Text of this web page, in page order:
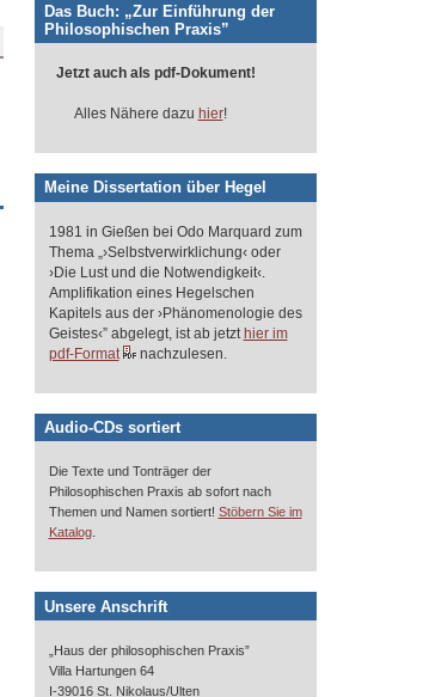
Das Buch: „Zur Einführung der
Philosophischen Praxis”
Jetzt auch als pdf-Dokument!
Alles Nähere dazu hier!
Meine Dissertation über Hegel
1981 in Gießen bei Odo Marquard zum
Thema „›Selbstverwirklichung‹ oder
›Die Lust und die Notwendigkeit‹.
Amplifikation eines Hegelschen
Kapitels aus der ›Phänomenologie des
Geistes‹” abgelegt, ist ab jetzt hier im
pdf-Format
nachzulesen.
Audio-CDs sortiert
Die Texte und Tonträger der
Philosophischen Praxis ab sofort nach
Themen und Namen sortiert! Stöbern Sie im
Katalog.
Unsere Anschrift
„Haus der philosophischen Praxis”
Villa Hartungen 64
I-39016 St. Nikolaus/Ulten